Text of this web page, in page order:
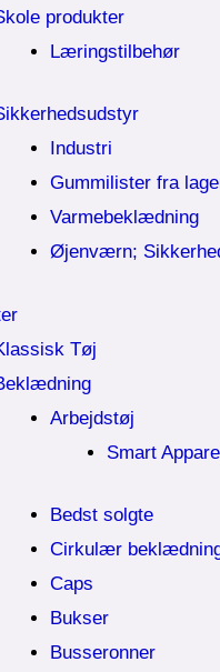
produkter
Læringstilbehør
Industri
Gummilister fra
Varmebeklædning
Øjenværn;
Tøj
Arbejdstøj
Smart
Bedst solgte
Cirkulær
Caps
Bukser
Busseronner